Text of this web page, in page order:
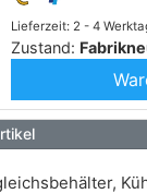
Lieferzeit: 2 - 4
Zustand: